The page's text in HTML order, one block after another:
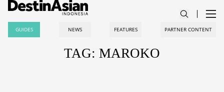
GUIDES NEWS FEATURES PARTNER CONTENT
TAG: MAROKO